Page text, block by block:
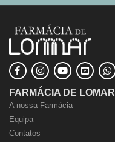
FARMÁCIA DE LOMAR
A nossa Farmácia
Equipa
Contatos